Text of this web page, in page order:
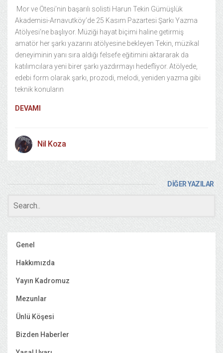
Mor ve Ötesi’nin başarılı solisti Harun Tekin Gümüşlük
Akademisi-Arnavutköy’de 25 Kasım Pazartesi Şarkı Yazma
Atölyesi‘ne başlıyor. Müziği hayat biçimi haline getirmiş
amatör her şarkı yazarını atölyesine bekleyen Tekin, müzikal
deneyiminin yanı sıra aldığı felsefe eğitimini aktararak da
katılımcılara yeni birer şarkı yazdırmayı hedefliyor. Atölyede,
edebi form olarak şarkı, prozodi, melodi, yeniden yazma gibi
teknik konuların
DEVAMI
Nil Koza
DİĞER YAZILAR
Genel
Hakkımızda
Yayın Kadromuz
Mezunlar
Ünlü Köşesi
Bizden Haberler